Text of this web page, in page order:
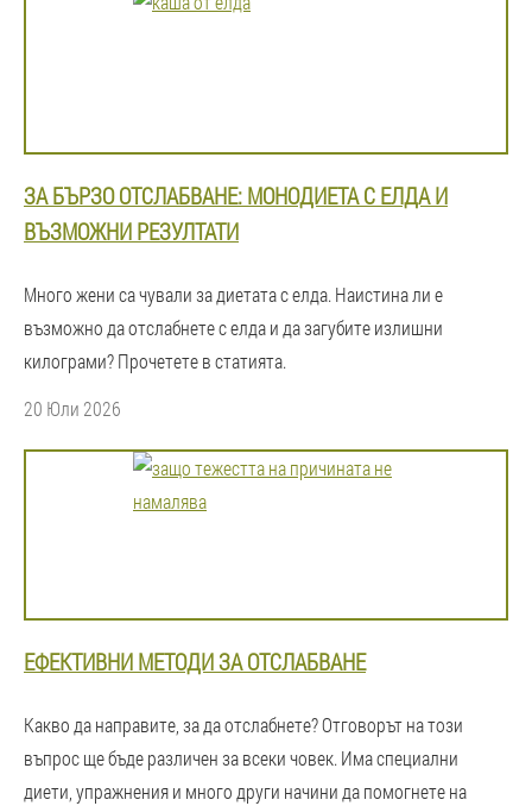
ЗА БЪРЗО ОТСЛАБВАНЕ: МОНОДИЕТА С ЕЛДА И
ВЪЗМОЖНИ РЕЗУЛТАТИ
Много жени са чували за диетата с елда. Наистина ли е
възможно да отслабнете с елда и да загубите излишни
килограми? Прочетете в статията.
20 Юли 2026
ЕФЕКТИВНИ МЕТОДИ ЗА ОТСЛАБВАНЕ
Какво да направите, за да отслабнете? Отговорът на този
въпрос ще бъде различен за всеки човек. Има специални
диети, упражнения и много други начини да помогнете на